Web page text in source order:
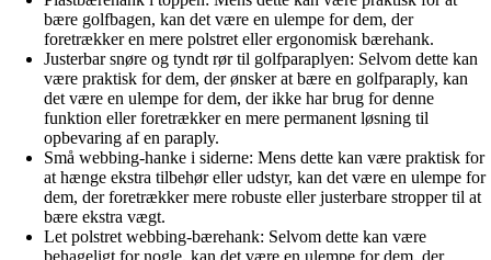
bære golfbagen, kan det være en ulempe for dem, der
foretrækker en mere polstret eller ergonomisk bærehank.
Justerbar snøre og tyndt rør til golfparaplyen: Selvom dette kan
være praktisk for dem, der ønsker at bære en golfparaply, kan
det være en ulempe for dem, der ikke har brug for denne
funktion eller foretrækker en mere permanent løsning til
opbevaring af en paraply.
Små webbing-hanke i siderne: Mens dette kan være praktisk for
at hænge ekstra tilbehør eller udstyr, kan det være en ulempe for
dem, der foretrækker mere robuste eller justerbare stropper til at
bære ekstra vægt.
Let polstret webbing-bærehank: Selvom dette kan være